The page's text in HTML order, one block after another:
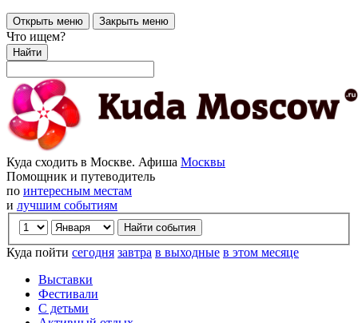
Открыть меню Закрыть меню
Что ищем?
Найти
Куда сходить в Москве. Афиша Москвы
Помощник и путеводитель
по интересным местам
и лучшим событиям
Куда пойти сегодня завтра в выходные в этом месяце
Выставки
Фестивали
С детьми